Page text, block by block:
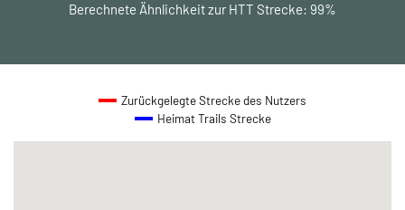
Berechnete Ähnlichkeit zur HTT Strecke: 99%
Zurückgelegte Strecke des Nutzers
Heimat Trails Strecke